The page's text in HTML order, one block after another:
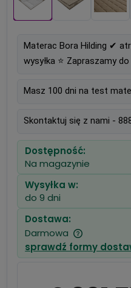
Materac Bora Hilding ✔
wysyłka ⭐ Zapraszamy
Masz 100 dni na test
Skontaktuj się z nami -
Dostępność:
Na magazynie
Wysyłka w:
do 9 dni
Dostawa:
Darmowa
Cena nie zawiera
płatności
sprawdź formy